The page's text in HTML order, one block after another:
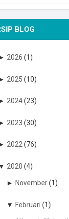
BLOG
2026(1)
2025(10)
2024(23)
2023(30)
2022(76)
2020(4)
► November(1)
▼ Februari(1)